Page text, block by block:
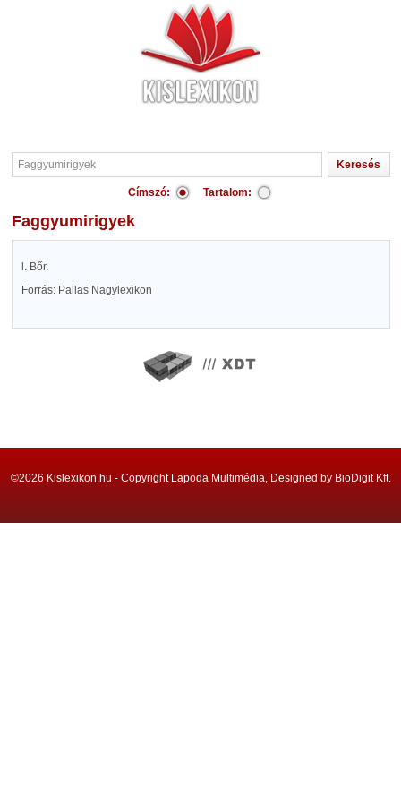
Címszó: Tartalom:
Faggyumirigyek
l. Bőr.
Forrás: Pallas Nagylexikon
©2026 Kislexikon.hu - Copyright Lapoda Multimédia, Designed by BioDigit Kft.